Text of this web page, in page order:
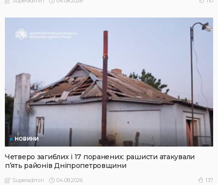
НОВИНИ
Четверо загиблих і 17 поранених: рашисти атакували
п’ять районів Дніпропетровщини
Superadmin 04.08.2026 137